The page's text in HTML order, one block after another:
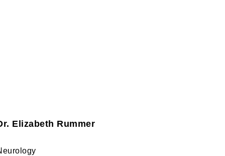
Elizabeth Rummer